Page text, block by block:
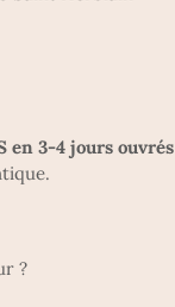
en 3-4 jours ouvrés
?